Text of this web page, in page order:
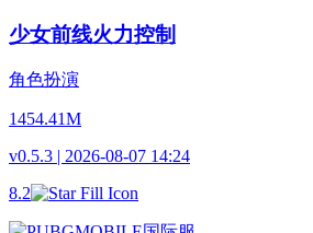
少女前线火力控制
角色扮演
1454.41M
v0.5.3 | 2026-08-07 14:24
8.2